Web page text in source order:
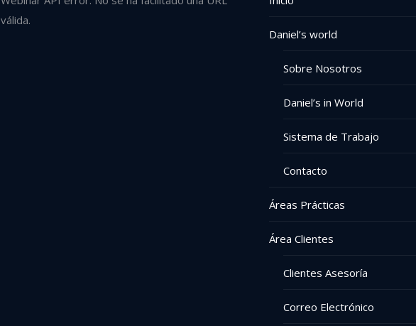
válida.
Daniel’s world
Sobre Nosotros
Daniel’s in World
Sistema de Trabajo
Contacto
Áreas Prácticas
Área Clientes
Clientes Asesoría
Correo Electrónico